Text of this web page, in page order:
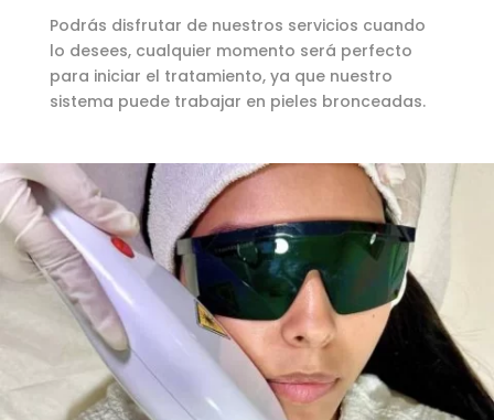
Podrás disfrutar de nuestros servicios cuando
lo desees, cualquier momento será perfecto
para iniciar el tratamiento, ya que nuestro
sistema puede trabajar en pieles bronceadas.